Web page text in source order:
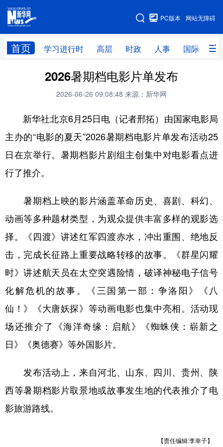
网站无障碍
PC版本
首页 学习进行时 高层 时政 人事 国际 财
网站地图
学习进行时 高层 时政
财经 网评
台湾 思客智库 全球连线 教育
科技 科创 量子 体育
文化 书画 健康 军事
访谈
法律 中央文件 金融 汽车
食品 人居 信息化 数字经济
学术中国 乡村振兴 银龄 溯源中国
彩票 时尚 悦读
公益 一带一路 亚太网 上市公司
文化产业
地方频道
北京 天津 河北 山西
辽宁
2026暑期档电影片单发布
2026-06-26 09:08:48 来源：新华网
新华社北京6月25日电（记者邢拓）由国家电影局
主办的“电影的夏天”2026暑期档电影片单发布活动25
日在京举行。暑期档影片剧组主创集中对电影看点进
行了推介。
暑期档上映的影片涵盖革命历史、喜剧、科幻、
动画等多种题材类型，为观众提供丰富多样的观影选
择。《四渡》讲述红军四渡赤水，冲出重围、绝地反
击，完成长征路上重要战略转移的故事。《群星闪耀
时》讲述航天员在太空突遇险情，破译神秘电子信号
化解危机的故事。《三国第一部：争洛阳》《八
仙！》《大唐妖探》等动画电影也集中亮相。活动现
场还推介了《海洋奇缘：启航》《蜘蛛侠：崭新之
日》《奥德赛》等外国影片。
发布活动上，来自河北、山东、四川、贵州、陕
西等暑期档影片取景地或故事发生地的代表推介了电
影旅游路线。
【责任编辑:李幸子】